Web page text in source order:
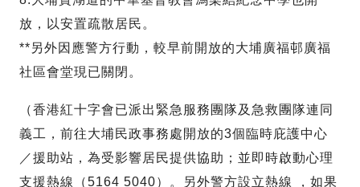
放，以安置疏散居民。
**另外因應警方行動，較早前開放的大埔廣福邨廣福
社區會堂現已關閉。
（香港紅十字會已派出緊急服務團隊及急救團隊連同
義工，前往大埔民政事務處開放的3個臨時庇護中心
／援助站，為受影響居民提供協助；並即時啟動心理
支援熱線（5164 5040）。另外警方設立熱線 ，如果